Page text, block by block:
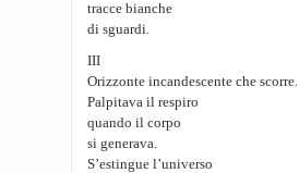
tracce bianche
di sguardi.
III
Orizzonte incandescente che scorre.
Palpitava il respiro
quando il corpo
si generava.
S’estingue l’universo